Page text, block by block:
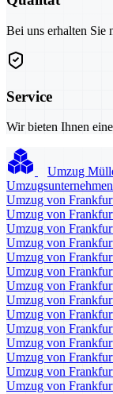
Bei uns erhalten Sie
Service
Wir bieten Ihnen
Umzug
Umzug von
Umzug von
Umzug von
Umzug von
Umzug von
Umzug von
Umzug von
Umzug von
Umzug von
Umzug von
Umzug von
Umzug von
Umzug von
Umzug von